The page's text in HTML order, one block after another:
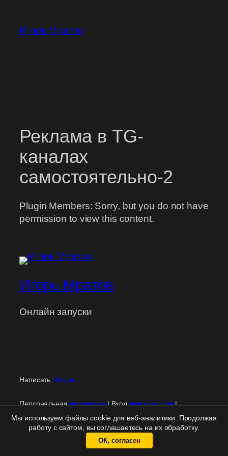
Мы используем файлы cookie для веб-аналитики. Продолжая
работу с сайтом, вы соглашаетесь на их обработку.
ОК, согласен
содержимому
Игорь Мратов
Реклама в TG-
каналах
самостоятельно-2
Plugin Members: Sorry, but you do not have
permission to view this content.
Игорь Мратов
Онлайн запуски
Написать Игорю
Персональнаяподдержка| Входдля клиентов|
Политика конфиденциальности
Правовая информация